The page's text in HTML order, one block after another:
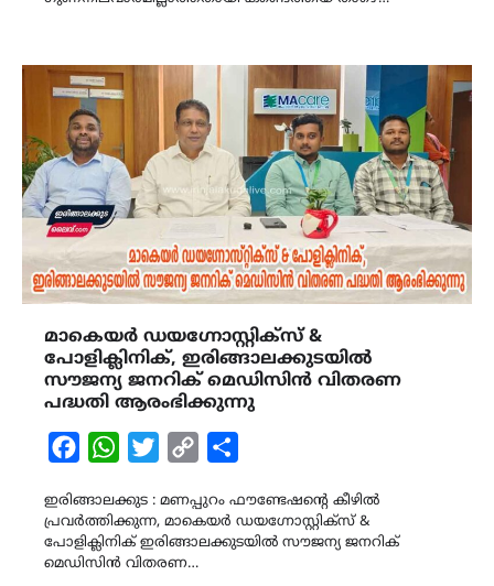
മാകെയർ ഡയഗ്നോസ്റ്റിക്സ് &
പോളിക്ലിനിക്, ഇരിങ്ങാലക്കുടയിൽ
സൗജന്യ ജനറിക് മെഡിസിൻ വിതരണ
പദ്ധതി ആരംഭിക്കുന്നു
FacebookWhatsAppTwitterCopy
ഇരിങ്ങാലക്കുട : മണപ്പുറം ഫൗണ്ടേഷന്റെ കീഴിൽ
പ്രവർത്തിക്കുന്ന, മാകെയർ ഡയഗ്നോസ്റ്റിക്സ് &
പോളിക്ലിനിക് ഇരിങ്ങാലക്കുടയിൽ സൗജന്യ ജനറിക്
മെഡിസിൻ വിതരണ…